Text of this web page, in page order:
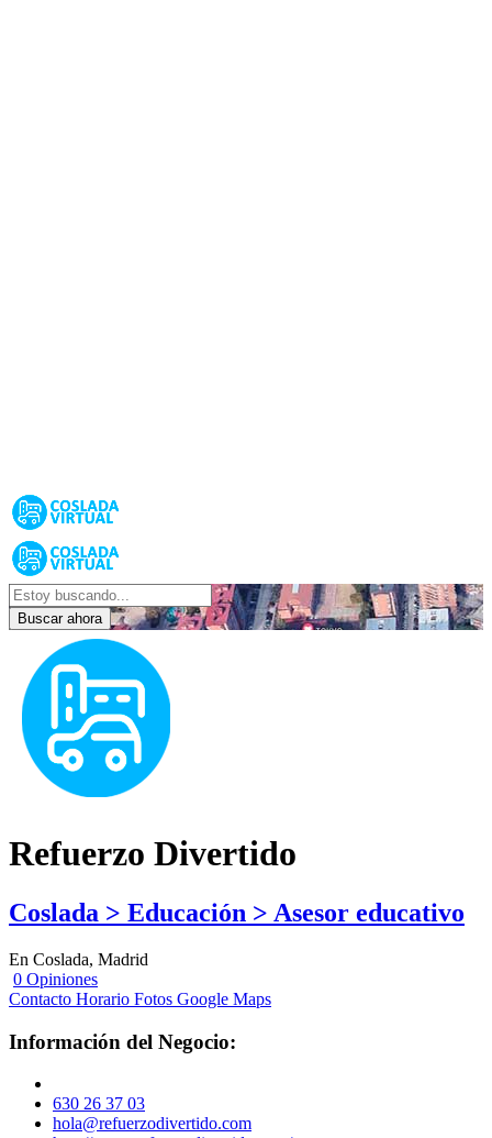
Buscar ahora
Refuerzo Divertido
Coslada > Educación > Asesor educativo
En Coslada, Madrid
0 Opiniones
Contacto Horario Fotos Google Maps
Información del Negocio:
630 26 37 03
hola@refuerzodivertido.com